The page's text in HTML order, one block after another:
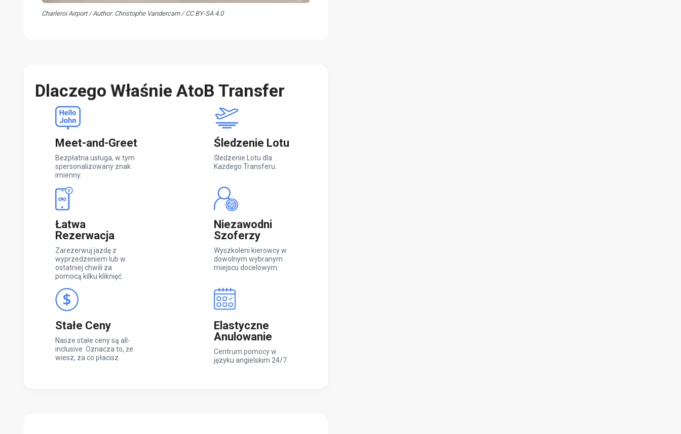
Charleroi Airport / Author: Christophe Vandercam / CC BY-SA 4.0
Dlaczego Właśnie AtoB Transfer
Meet-and-Greet
Bezpłatna usługa, w tym
spersonalizowany znak
imienny.
Śledzenie Lotu
Śledzenie Lotu dla
Każdego Transferu.
Łatwa
Rezerwacja
Zarezerwuj jazdę z
wyprzedzeniem lub w
ostatniej chwili za
pomocą kilku kliknięć.
Niezawodni
Szoferzy
Wyszkoleni kierowcy w
dowolnym wybranym
miejscu docelowym.
Stałe Ceny
Nasze stałe ceny są all-
inclusive. Oznacza to, że
wiesz, za co płacisz.
Elastyczne
Anulowanie
Centrum pomocy w
języku angielskim 24/7.